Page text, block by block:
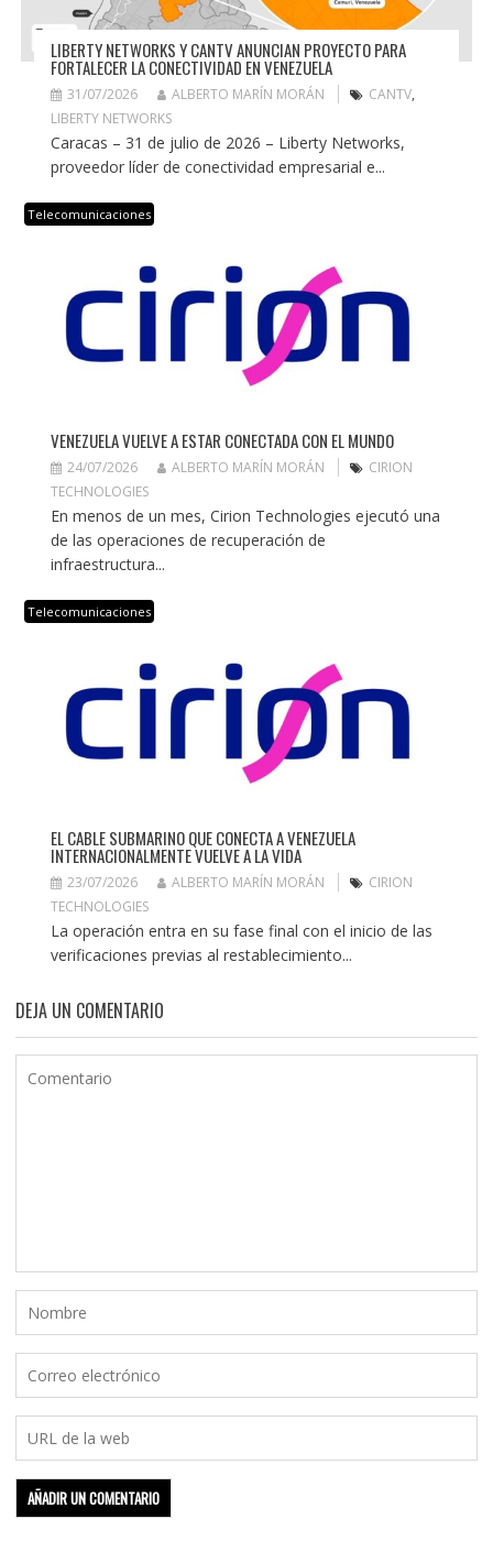
LIBERTY NETWORKS Y CANTV ANUNCIAN PROYECTO PARA
FORTALECER LA CONECTIVIDAD EN VENEZUELA
31/07/2026 ALBERTO MARÍN MORÁN CANTV,
LIBERTY NETWORKS
Caracas – 31 de julio de 2026 – Liberty Networks,
proveedor líder de conectividad empresarial e...
Telecomunicaciones
VENEZUELA VUELVE A ESTAR CONECTADA CON EL MUNDO
24/07/2026 ALBERTO MARÍN MORÁN
CIRION
TECHNOLOGIES
En menos de un mes, Cirion Technologies ejecutó una
de las operaciones de recuperación de
infraestructura...
Telecomunicaciones
EL CABLE SUBMARINO QUE CONECTA A VENEZUELA
INTERNACIONALMENTE VUELVE A LA VIDA
23/07/2026 ALBERTO MARÍN MORÁN
CIRION
TECHNOLOGIES
La operación entra en su fase final con el inicio de las
verificaciones previas al restablecimiento...
DEJA UN COMENTARIO